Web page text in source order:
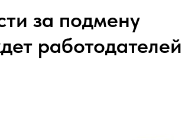
за подмену
работодателей